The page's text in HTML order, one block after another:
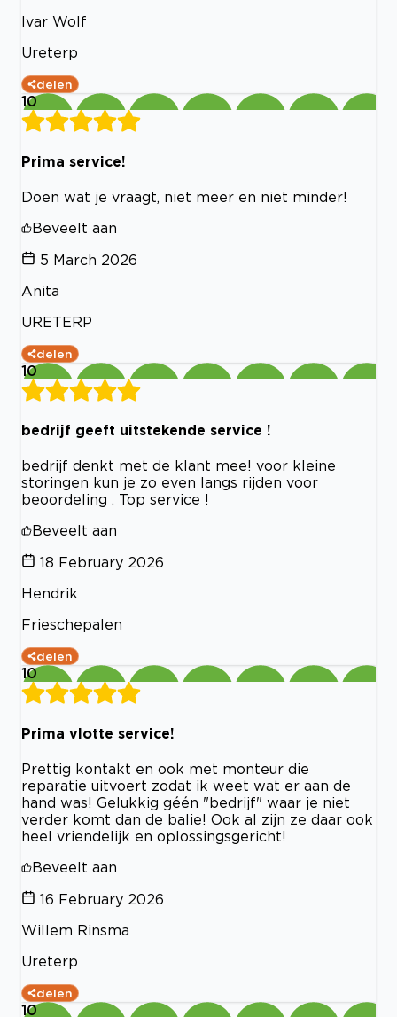
Ivar Wolf
Ureterp
delen
10
Prima service!
Doen wat je vraagt, niet meer en niet minder!
Beveelt aan
5 March 2026
Anita
URETERP
delen
10
bedrijf geeft uitstekende service !
bedrijf denkt met de klant mee! voor kleine
storingen kun je zo even langs rijden voor
beoordeling . Top service !
Beveelt aan
18 February 2026
Hendrik
Frieschepalen
delen
10
Prima vlotte service!
Prettig kontakt en ook met monteur die
reparatie uitvoert zodat ik weet wat er aan de
hand was! Gelukkig géén "bedrijf" waar je niet
verder komt dan de balie! Ook al zijn ze daar ook
heel vriendelijk en oplossingsgericht!
Beveelt aan
16 February 2026
Willem Rinsma
Ureterp
delen
10